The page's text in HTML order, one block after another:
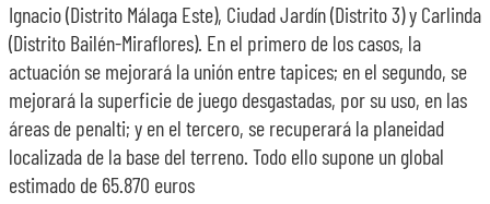
Ignacio (Distrito Málaga Este), Ciudad Jardín (Distrito 3) y Carlinda
(Distrito Bailén-Miraflores). En el primero de los casos, la
actuación se mejorará la unión entre tapices; en el segundo, se
mejorará la superficie de juego desgastadas, por su uso, en las
áreas de penalti; y en el tercero, se recuperará la planeidad
localizada de la base del terreno. Todo ello supone un global
estimado de 65.870 euros